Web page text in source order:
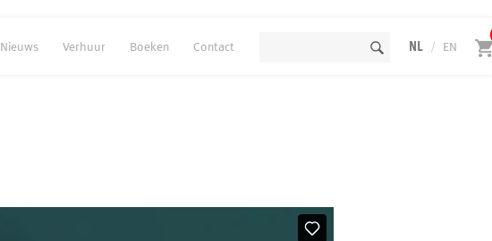
Nieuws Verhuur Boeken Contact NL / EN